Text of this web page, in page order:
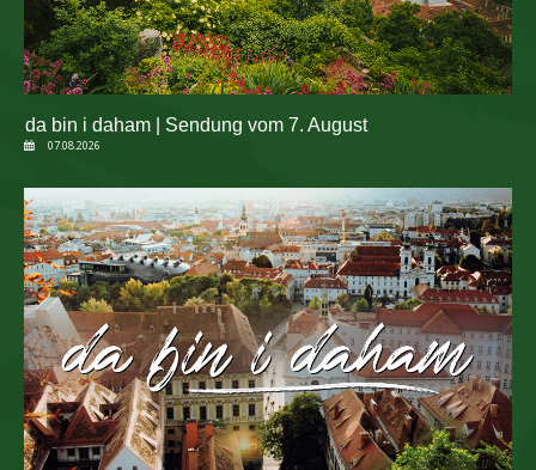
da bin i daham | Sendung vom 7. August
07.08.2026